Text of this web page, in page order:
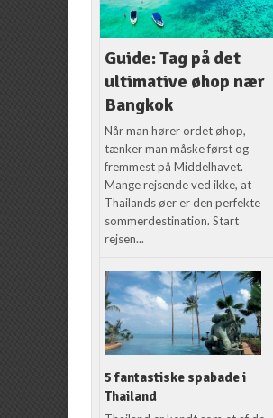
Guide: Tag på det
ultimative øhop nær
Bangkok
Når man hører ordet øhop,
tænker man måske først og
fremmest på Middelhavet.
Mange rejsende ved ikke, at
Thailands øer er den perfekte
sommerdestination. Start
rejsen...
5 fantastiske spabade i
Thailand